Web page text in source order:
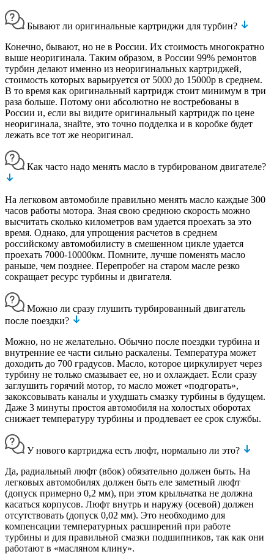
Бывают ли оригинальные картриджи для турбин?
Конечно, бывают, но не в России. Их стоимость многократно
выше неоригинала. Таким образом, в России 99% ремонтов
турбин делают именно из неоригинальных картриджей,
стоимость которых варьируется от 5000 до 15000р в среднем.
В то время как оригинальный картридж стоит минимум в три
раза больше. Потому они абсолютно не востребованы в
России и, если вы видите оригинальный картридж по цене
неоригинала, знайте, это точно подделка и в коробке будет
лежать все тот же неоригинал.
Как часто надо менять масло в турбированом двигателе?
На легковом автомобиле правильно менять масло каждые 300
часов работы мотора. Зная свою среднюю скорость можно
высчитать сколько километров вам удается проехать за это
время. Однако, для упрощения расчетов в среднем
российскому автомобилисту в смешенном цикле удается
проехать 7000-10000км. Помните, лучше поменять масло
раньше, чем позднее. Перепробег на старом масле резко
сокращает ресурс турбины и двигателя.
Можно ли сразу глушить турбированный двигатель
после поездки?
Можно, но не желательно. Обычно после поездки турбина и
внутренние ее части сильно раскалены. Температура может
доходить до 700 градусов. Масло, которое циркулирует через
турбину не только смазывает ее, но и охлаждает. Если сразу
заглушить горячий мотор, то масло может «подгорать»,
закоксовывать каналы и ухудшать смазку турбины в будущем.
Даже 3 минуты простоя автомобиля на холостых оборотах
снижает температуру турбины и продлевает ее срок службы.
У нового картриджа есть люфт, нормально ли это?
Да, радиальный люфт (вбок) обязательно должен быть. На
легковых автомобилях должен быть еле заметный люфт
(допуск примерно 0,2 мм), при этом крыльчатка не должна
касаться корпусов. Люфт внутрь и наружу (осевой) должен
отсутствовать (допуск 0,02 мм). Это необходимо для
компенсации температурных расширений при работе
турбины и для правильной смазки подшипников, так как они
работают в «масляном клину».